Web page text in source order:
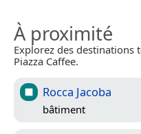
À proximité
Explorez des destinations
Piazza Caffee.
Rocca Jacoba
bâtiment